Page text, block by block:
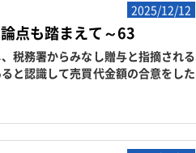
2025/12/12
点も踏まえて～63
税務署からみなし贈与と指摘される
と認識して売買代金額の合意をした